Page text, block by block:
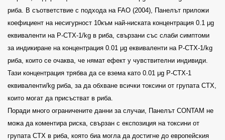
риба. В съответствие с подхода на FAO (2004), Панелът приложи
коефициент на несигурност 10към най-ниската концентрация 0.1 μg
еквиваленти на P-CTX-1/kg в риба, свързани със слаби симптоми
за индикиране на концентрация 0.01 μg еквиваленти на P-CTX-1/kg
риба, които се очаква, че нямат ефект у чувствителни индивиди.
Тази концентрация трябва да се взема като 0.01 μg P-CTX-1
еквиваленти/kg риба, за да обхване всички токсини от групата СТХ,
които могат да присъстват в риба.
Поради много ограничените данни за случаи, Панелът CONTAM не
можа да коментира риска, свързан с експозиция на токсини от
групата СТХ в риба, която биа могла да достигне до европейския